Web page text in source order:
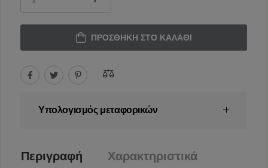
ΠΡΟΣΘΉΚΗ ΣΤΟ ΚΑΛΆΘΙ
Υπολογισμός μεταφορικών
Περιγραφή Χαρακτηριστικά